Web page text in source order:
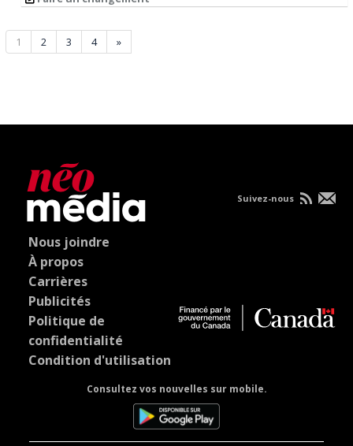
1 2 3 4 »
Nous joindre
À propos
Carrières
Publicités
Politique de
confidentialité
Condition d'utilisation
Consultez vos nouvelles sur mobile.
Suivez-nous